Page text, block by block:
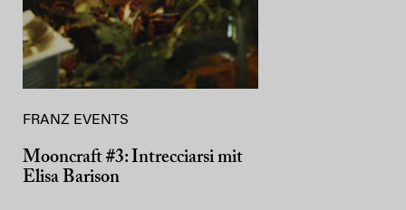
FRANZ EVENTS
Mooncraft #3: Intrecciarsi mit
Elisa Barison